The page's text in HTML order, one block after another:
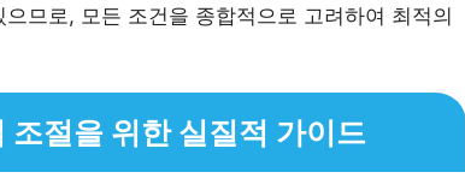
므로, 모든 조건을 종합적으로 고려하여 최적의
절을 위한 실질적 가이드